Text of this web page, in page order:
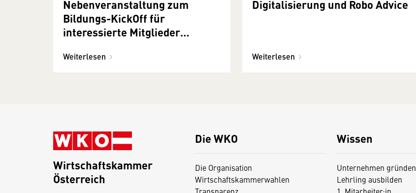
Nebenveranstaltung zum
Bildungs-KickOff für
interessierte Mitglieder
Weiterlesen
Digitalisierung und Robo Advice
Weiterlesen
Die WKO
Die Organisation
Wirtschaftskammerwahlen
Wissen
Unternehmen gründen
Lehrling ausbilden
Wirtschaftskammer
Österreich